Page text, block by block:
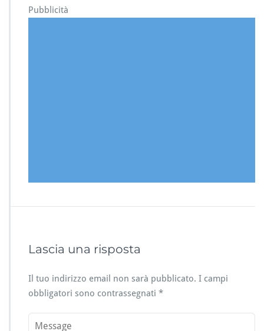
Pubblicità
Lascia una risposta
Il tuo indirizzo email non sarà pubblicato. I campi
obbligatori sono contrassegnati *